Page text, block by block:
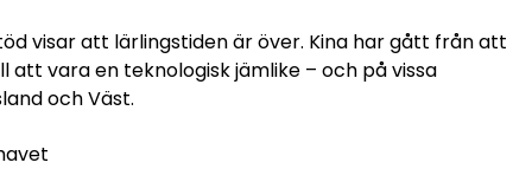
visar att lärlingstiden är över. Kina har gått från att
vara en teknologisk jämlike – och på vissa
och Väst.